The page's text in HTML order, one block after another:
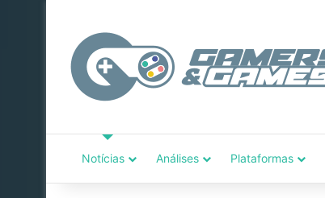
Notícias Análises Plataformas